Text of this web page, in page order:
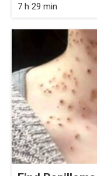
7 h 29 min